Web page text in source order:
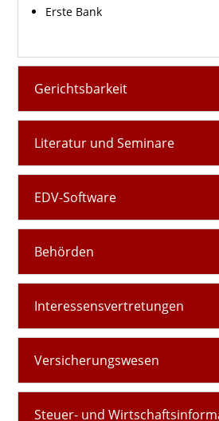
Erste Bank
Gerichtsbarkeit
Literatur und Seminare
EDV-Software
Behörden
Interessensvertretungen
Versicherungswesen
Steuer- und